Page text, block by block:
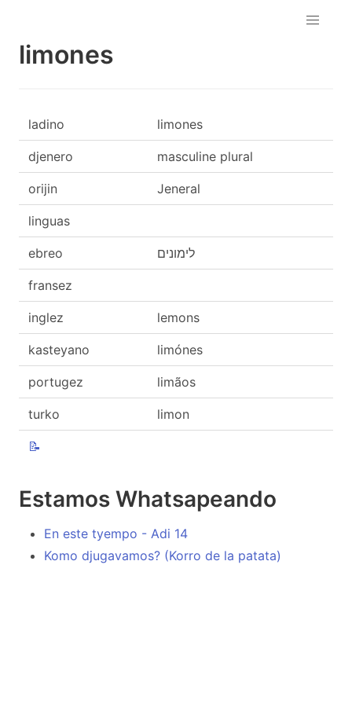
limones
ladino limones
djenero masculine plural
orijin Jeneral
linguas
ebreo לימונים
fransez
inglez lemons
kasteyano limónes
portugez limãos
turko limon
📝
Estamos Whatsapeando
En este tyempo - Adi 14
Komo djugavamos? (Korro de la patata)